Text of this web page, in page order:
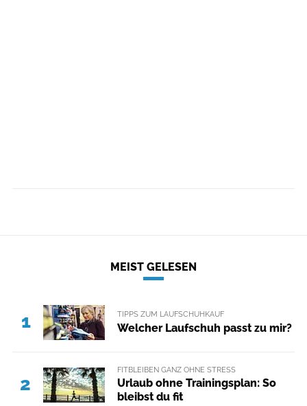
MEIST GELESEN
1 TIPPS ZUM LAUFSCHUHKAUF
Welcher Laufschuh passt zu mir?
2
FITBLEIBEN GANZ OHNE STRESS
Urlaub ohne Trainingsplan: So
bleibst du fit